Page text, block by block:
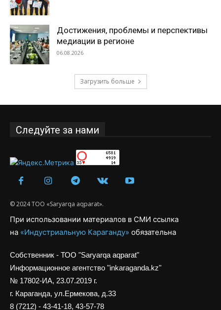
Достижения, проблемы и перспективы
медиации в регионе
06.08.2026
Загрузить больше
Следуйте за нами
© 2024 ТОО «Saryarqa aqparat».
При использовании материалов в СМИ ссылка
на «Индустриальную Караганду» обязательна
Собственник - ТОО "Saryarqa aqparat"
Информационное агентство "inkaraganda.kz"
№ 17802-ИА, 23.07.2019 г.
г. Караганда, ул.Ермекова, д.33
8 (7212) - 43-41-18, 43-57-78